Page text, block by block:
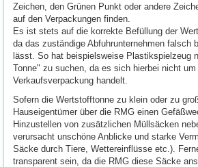
Zeichen, den Grünen Punkt oder andere
auf den Verpackungen finden.
Es ist stets auf die korrekte Befüllung der
da das zuständige Abfuhrunternehmen falsch
lässt. So hat beispielsweise Plastikspielzeug
Tonne" zu suchen, da es sich hierbei nicht um
Verkaufsverpackung handelt.
Sofern die Wertstofftonne zu klein oder zu
Hauseigentümer über die RMG einen
Hinzustellen von zusätzlichen Müllsäcken
verursacht unschöne Anblicke und starke
Säcke durch Tiere, Wettereinflüsse etc.).
transparent sein, da die RMG diese Säcke